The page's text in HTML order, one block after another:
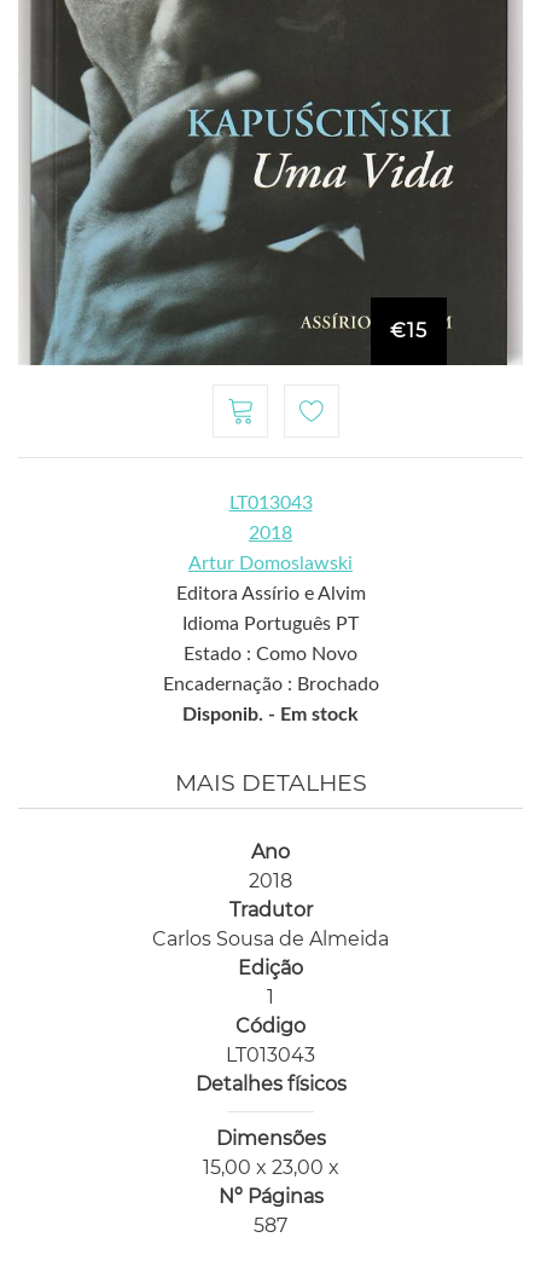
€15
LT013043
2018
Artur Domoslawski
Editora Assírio e Alvim
Idioma Português PT
Estado : Como Novo
Encadernação : Brochado
Disponib. - Em stock
MAIS DETALHES
Ano
2018
Tradutor
Carlos Sousa de Almeida
Edição
1
Código
LT013043
Detalhes físicos
Dimensões
15,00 x 23,00 x
Nº Páginas
587